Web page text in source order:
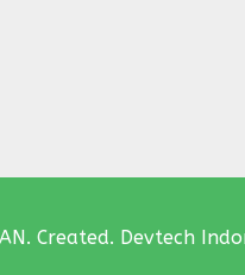
Created. Devtech